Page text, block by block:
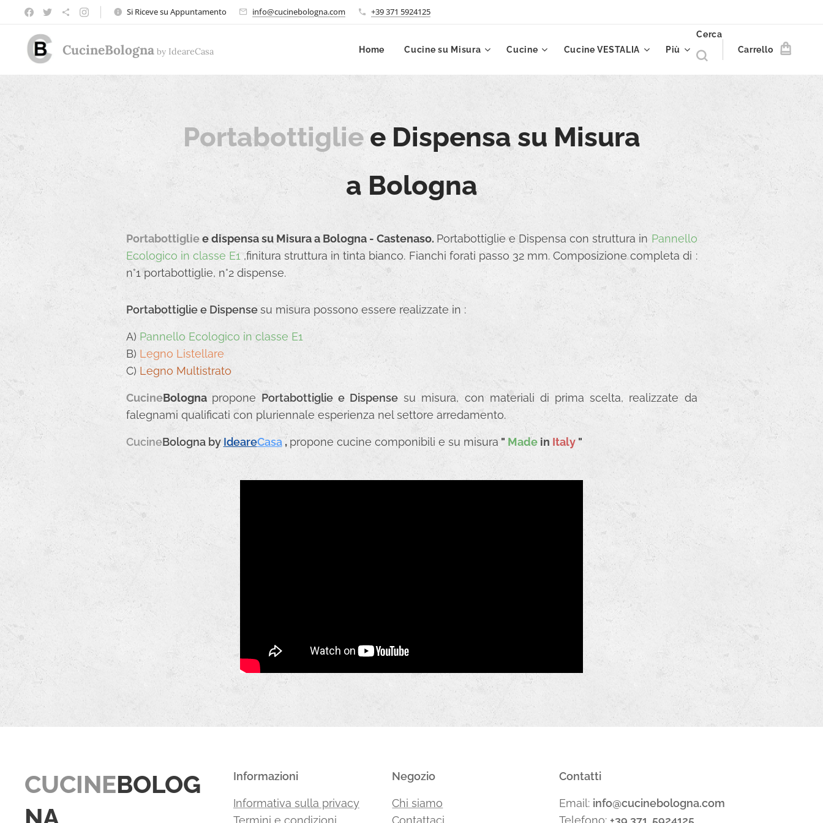
Si Riceve su Appuntamento info@cucinebologna.com +39 371 5924125
CucineBologna by IdeareCasa Home Cucine su Misura Cucine Cucine VESTALIA Più
Cerca
Carrello
Portabottigliee Dispensa su Misura
a Bologna
Portabottigliee dispensa su Misura a Bologna - Castenaso. Portabottiglie e Dispensa con struttura in Pannello
Ecologico in classe E1 ,finitura struttura in tinta bianco. Fianchi forati passo 32 mm. Composizione completa di :
n°1 portabottiglie, n°2 dispense.
Portabottiglie e Dispensesu misura possono essere realizzate in :
A) Pannello Ecologico in classe E1
B) Legno Listellare
C) Legno Multistrato
CucineBologna propone Portabottiglie e Dispense su misura, con materiali di prima scelta, realizzate da
falegnami qualificati con pluriennale esperienza nel settore arredamento.
CucineBologna by IdeareCasa, propone cucine componibili e su misura " Made in Italy"
CUCINEBOLOG
NA
Informazioni
Informativa sulla privacy
Termini e condizioni
Negozio
Chi siamo
Contattaci
Contatti
Email: info@cucinebologna.com
Telefono: +39 371 5924125